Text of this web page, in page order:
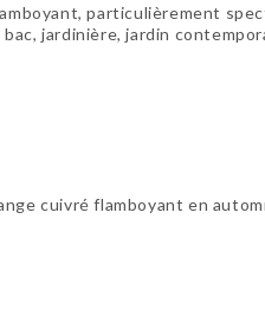
particulièrement
jardinière, jardin
cuivré flamboyant en